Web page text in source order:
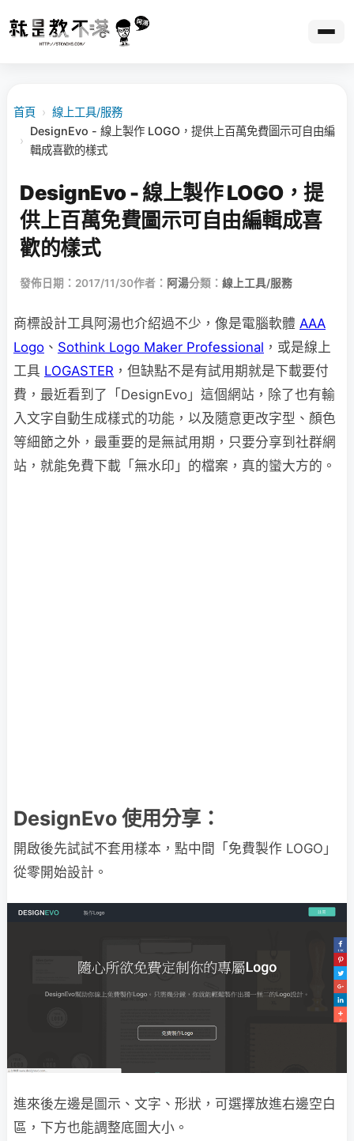
首頁 › 線上工具/服務
›
DesignEvo - 線上製作 LOGO，提供上百萬免費圖示可自由編
輯成喜歡的樣式
DesignEvo - 線上製作 LOGO，提
供上百萬免費圖示可自由編輯成喜
歡的樣式
發佈日期：2017/11/30作者： 阿湯分類： 線上工具/服務
商標設計工具阿湯也介紹過不少，像是電腦軟體 AAA
Logo 、 Sothink Logo Maker Professional ，或是線上
工具 LOGASTER ，但缺點不是有試用期就是下載要付
費，最近看到了「DesignEvo」這個網站，除了也有輸
入文字自動生成樣式的功能，以及隨意更改字型、顏色
等細節之外，最重要的是無試用期，只要分享到社群網
站，就能免費下載「無水印」的檔案，真的蠻大方的。
DesignEvo 使用分享：
開啟後先試試不套用樣本，點中間「免費製作 LOGO」
從零開始設計。
進來後左邊是圖示、文字、形狀，可選擇放進右邊空白
區，下方也能調整底圖大小。